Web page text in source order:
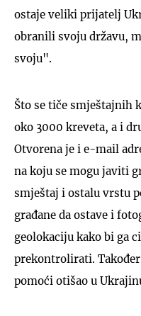
ostaje veliki prijatelj
obranili svoju državu,
svoju".
Što se tiče smještajnih
oko 3000 kreveta, a i
Otvorena je i e-mail
na koju se mogu javiti
smještaj i ostalu vrstu
građane da ostave i
geolokaciju kako bi ga
prekontrolirati.
pomoći otišao u